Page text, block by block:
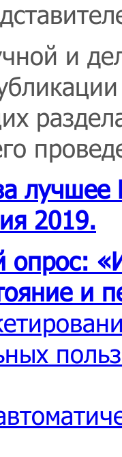
и
2019.
опрос:
и